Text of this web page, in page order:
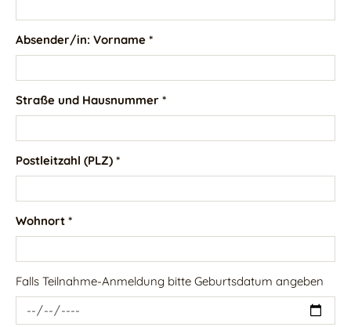
Absender/in: Vorname *
Straße und Hausnummer *
Postleitzahl (PLZ) *
Wohnort *
Falls Teilnahme-Anmeldung bitte Geburtsdatum angeben